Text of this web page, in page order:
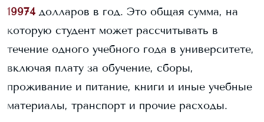
19974 долларов в год. Это общая сумма, на
которую студент может рассчитывать в
течение одного учебного года в университете,
включая плату за обучение, сборы,
проживание и питание, книги и иные учебные
материалы, транспорт и прочие расходы.